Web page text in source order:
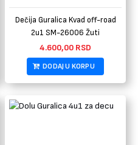
Dečija Guralica Kvad off-road
2u1 SM-26006 Žuti
4.600,00 RSD
DODAJ U KORPU